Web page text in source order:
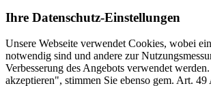
Ihre Datenschutz-Einstellungen
Unsere Webseite verwendet Cookies, wobei
notwendig sind und andere zur
Verbesserung des Angebots verwendet
akzeptieren", stimmen Sie ebenso gem. Art.